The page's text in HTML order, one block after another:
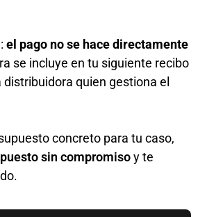
el pago no se hace directamente
se incluye en tu siguiente recibo
distribuidora quien gestiona el
concreto para tu caso,
sin compromisoy te